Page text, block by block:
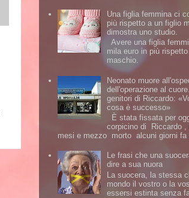
Una figlia femmina ci
più rispetto a un figlio
dimostra uno studio.
Avere una figlia
mila euro in più
maschio.
Neonato muore
dell'operazione al
genitori di Riccardo:
cosa è successo»
È stata fissata per
corpicino di Riccardo ,
mesi e mezzo morto alcuni giorni fa
Le frasi che una
dire a sua nuora
La suocera, la stessa
mondo il vostro o la
essersi estinta senza